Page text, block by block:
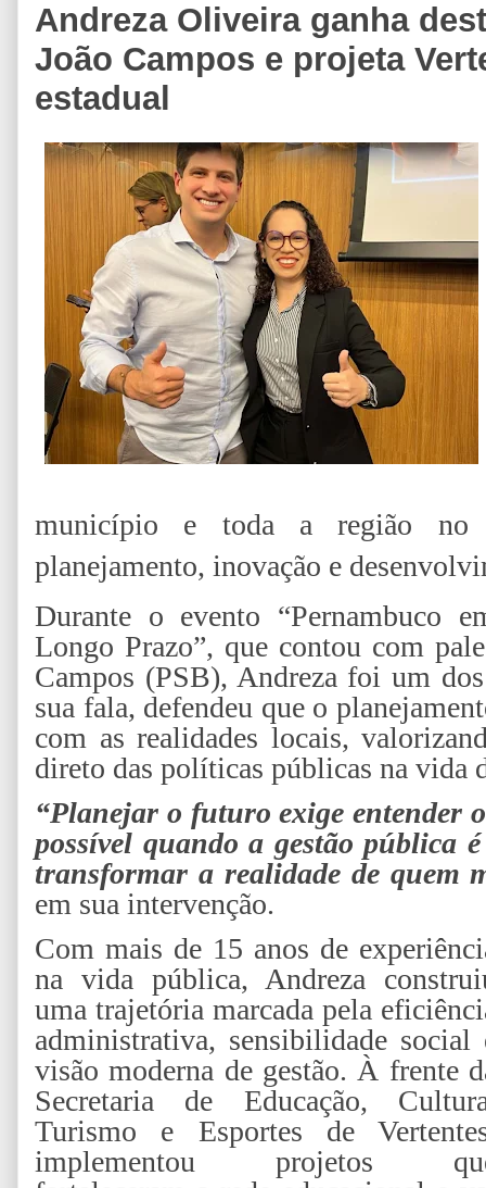
Andreza Oliveira ganha
João Campos e projeta
estadual
município e toda a região no
planejamento, inovação e
Durante o evento “Pernambuco
Longo Prazo”, que contou com
Campos (PSB), Andreza foi um
sua fala, defendeu que o
com as realidades locais,
direto das políticas públicas na vida
“Planejar o futuro exige entender
possível quando a gestão pública
transformar a realidade de quem
em sua intervenção.
Com mais de 15 anos de
na vida pública, Andreza
uma trajetória marcada pela
administrativa, sensibilidade social
visão moderna de gestão. À frente
Secretaria de Educação,
Turismo e Esportes de
implementou projetos